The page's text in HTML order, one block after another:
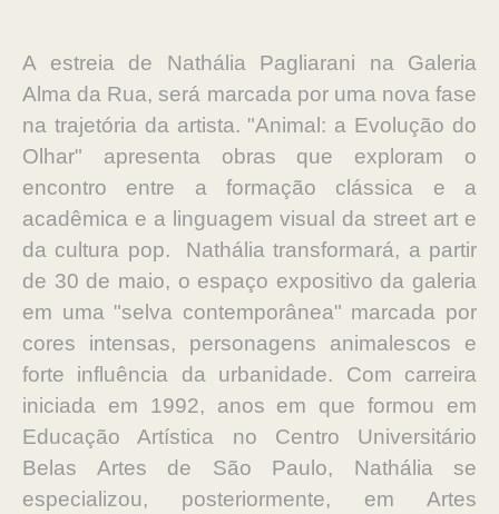
A estreia de Nathália Pagliarani na Galeria
Alma da Rua, será marcada por uma nova fase
na trajetória da artista. "Animal: a Evolução do
Olhar" apresenta obras que exploram o
encontro entre a formação clássica e a
acadêmica e a linguagem visual da street art e
da cultura pop. Nathália transformará, a partir
de 30 de maio, o espaço expositivo da galeria
em uma "selva contemporânea" marcada por
cores intensas, personagens animalescos e
forte influência da urbanidade. Com carreira
iniciada em 1992, anos em que formou em
Educação Artística no Centro Universitário
Belas Artes de São Paulo, Nathália se
especializou, posteriormente, em Artes